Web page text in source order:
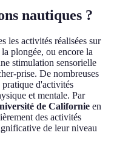
nautiques ?
les activités réalisées sur
plongée, ou encore la
stimulation sensorielle
prise. De nombreuses
d'activités
et mentale. Par
de Californie en
des activités
de leur niveau